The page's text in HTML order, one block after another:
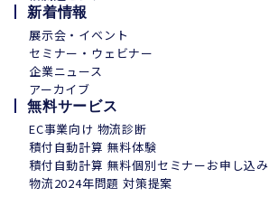
新着情報
展示会・イベント
セミナー・ウェビナー
企業ニュース
アーカイブ
無料サービス
EC事業向け 物流診断
積付自動計算 無料体験
積付自動計算 無料個別セミナーお申し込み
物流2024年問題 対策提案